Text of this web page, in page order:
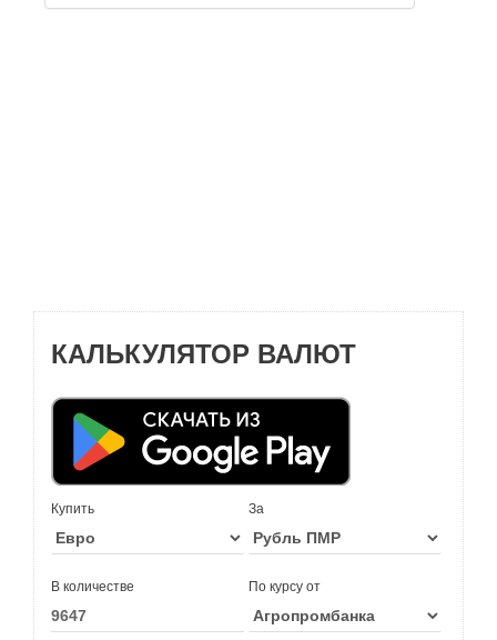
КАЛЬКУЛЯТОР ВАЛЮТ
Купить За
В количестве По курсу от